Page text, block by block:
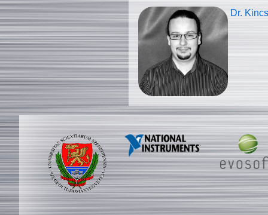
Dr.